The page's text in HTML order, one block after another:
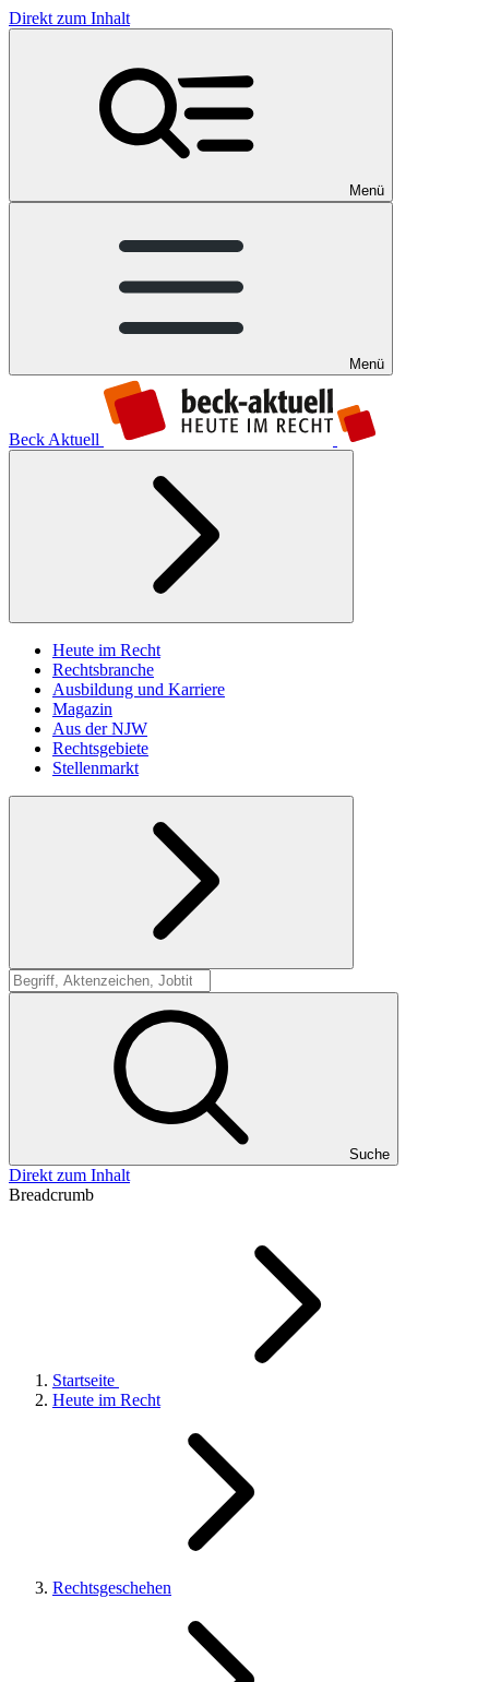
Direkt zum Inhalt
Menü
Menü
Beck Aktuell
Heute im Recht
Rechtsbranche
Ausbildung und Karriere
Magazin
Aus der NJW
Rechtsgebiete
Stellenmarkt
Suche
Suche
Direkt zum Inhalt
Breadcrumb
Startseite
Heute im Recht
Rechtsgeschehen